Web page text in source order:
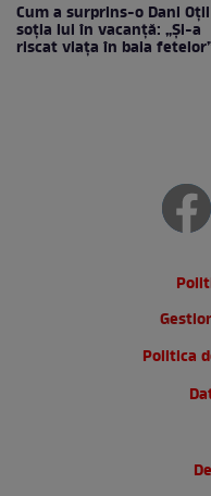
Cum a surprins-o Dani
soția lui în vacanță: „Și-a
riscat viața în baia
Politica